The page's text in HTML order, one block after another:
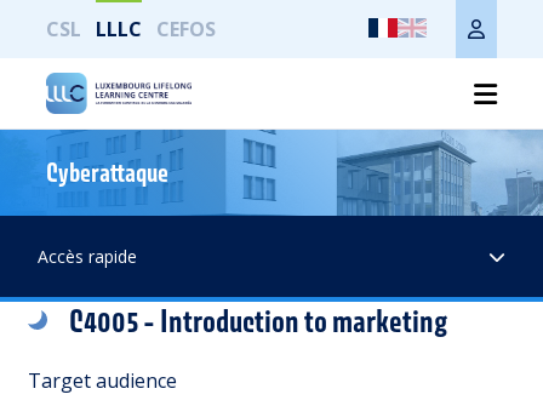
CSL LLLC CEFOS
Cyberattaque
Accès rapide
C4005 - Introduction to marketing
Target audience